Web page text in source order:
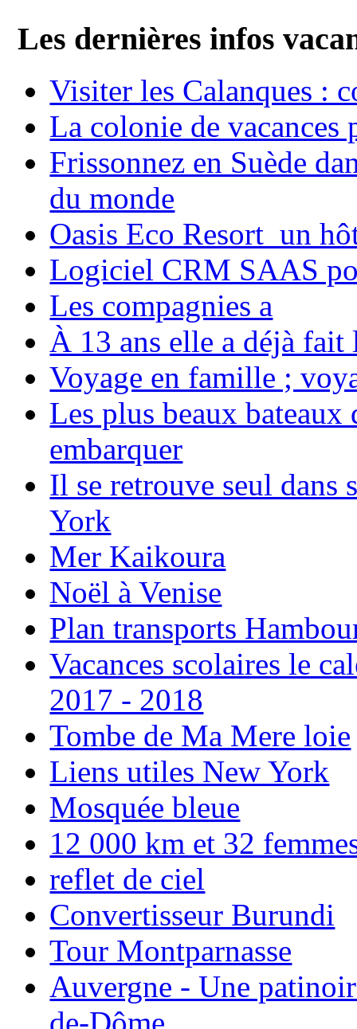
Les dernières infos
Visiter les Calanques :
La colonie de vacances
Frissonnez en Suède
du monde
Oasis Eco Resort un
Logiciel CRM SAAS
Les compagnies a
À 13 ans elle a déjà
Voyage en famille ;
Les plus beaux bateaux
embarquer
Il se retrouve seul dans
York
Mer Kaikoura
Noël à Venise
Plan transports
Vacances scolaires le
2017 - 2018
Tombe de Ma Mere loie
Liens utiles New York
Mosquée bleue
12 000 km et 32
reflet de ciel
Convertisseur Burundi
Tour Montparnasse
Auvergne - Une
de-Dôme